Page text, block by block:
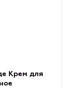
Крем для